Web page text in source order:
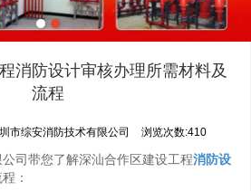
消防设计审核办理所需材料及
流程
市综安消防技术有限公司 浏览次数:410
司带您了解深汕合作区建设工程消防设
：